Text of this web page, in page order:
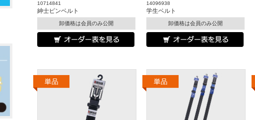
10714841
紳士ピンベルト
卸価格は会員のみ公開
14096938
学生ベルト
卸価格は会員のみ公開